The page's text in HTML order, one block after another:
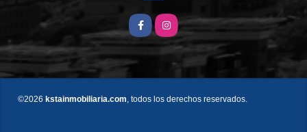
FacebookInstagram
©2026 kstainmobiliaria.com, todos los derechos reservados.